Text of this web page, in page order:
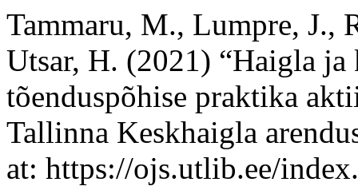
Tammaru, M., Lumpre, J.,
Utsar, H. (2021) “Haigla
tõenduspõhise praktika
Tallinna Keskhaigla
at: https://ojs.utlib.ee/